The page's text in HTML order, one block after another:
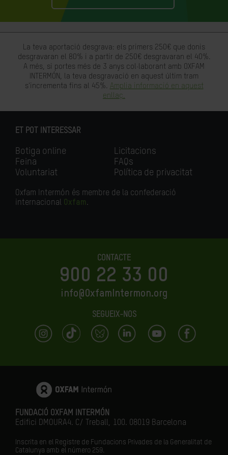
La teva aportació desgrava: els primers 250€ que donis
desgravaran el 80% i a partir de 250€ desgravaran el 40%.
A més, si portes més de 3 anys col·laborant amb OXFAM
INTERMÓN, la teva desgravació en aquest últim tram
s'incrementa fins al 45%. Amplia informació en aquest
enllaç.
ET POT INTERESSAR
Botiga online
Feina
Voluntariat
Licitacions
FAQs
Política de privacitat
Oxfam Intermón és membre de la confederació
internacional Oxfam.
CONTACTE
900 22 33 00
info@OxfamIntermon.org
SEGUEIX-NOS
FUNDACIÓ OXFAM INTERMÓN
Edifici DMOURA4. C/ Treball, 100. 08019 Barcelona
Inscrita en el Registre de Fundacions Privades de la Generalitat de
Catalunya amb el número 259.